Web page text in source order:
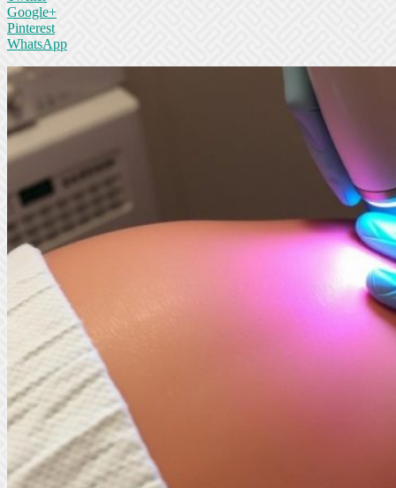
Google+
Pinterest
WhatsApp